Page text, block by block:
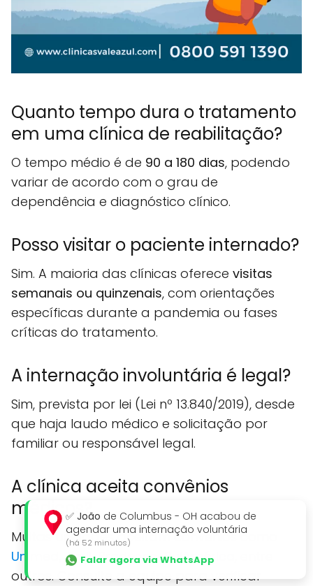
Quanto tempo dura o tratamento
em uma clínica de reabilitação?
O tempo médio é de 90 a 180 dias, podendo
variar de acordo com o grau de
dependência e diagnóstico clínico.
Posso visitar o paciente internado?
Sim. A maioria das clínicas oferece visitas
semanais ou quinzenais, com orientações
específicas durante a pandemia ou fases
críticas do tratamento.
A internação involuntária é legal?
Sim, prevista por lei (Lei nº 13.840/2019), desde
que haja laudo médico e solicitação por
familiar ou responsável legal.
A clínica aceita convênios
médicos?
Muitas unidades aceitam convênios como
Unimed
Amil,Bradesco,SulAmérica
outros. Consulte a equipe para verificar
✅ João de Columbus - OH acabou de
agendar uma internação voluntária
(há 52 minutos)
Falar agora via WhatsApp